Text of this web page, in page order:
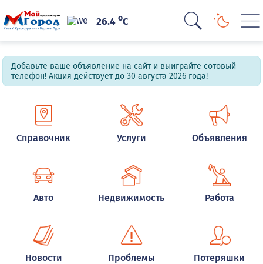
26.4oC
Добавьте ваше объявление на сайт и выиграйте сотовый
телефон! Акция действует до 30 августа 2026 года!
Справочник Услуги Объявления
Авто Недвижимость Работа
Новости Проблемы Потеряшки